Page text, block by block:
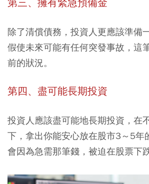
第三、擁有緊急預備金
除了清償債務，投資人更應該準備
假使未來可能有任何突發事故，這
前的狀況。
第四、盡可能長期投資
投資人應該盡可能地長期投資，在
下，拿出你能安心放在股市3～5年
會因為急需那筆錢，被迫在股票下